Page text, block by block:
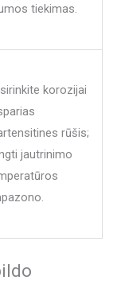
tiekimas.
korozijai
rūšis;
jautrinimo